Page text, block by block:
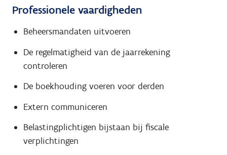
Professionele vaardigheden
Beheersmandaten uitvoeren
De regelmatigheid van de jaarrekening
controleren
De boekhouding voeren voor derden
Extern communiceren
Belastingplichtigen bijstaan bij fiscale
verplichtingen